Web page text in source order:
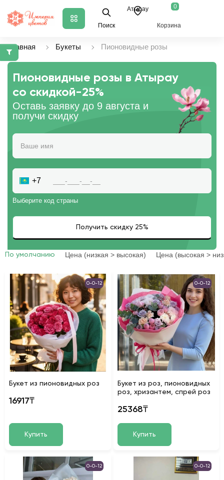
Поиск
Атырау 0
Корзина
Главная Букеты Пионовидные розы
Пионовидные розы в Атырау
со скидкой-25%
Оставь заявку до 9 августа и
получи скидку
+7
Выберите код страны
По умолчанию Цена (низкая > высокая) Цена (высокая >
0-0-12
Букет из пионовидных роз
16917₸
Купить
0-0-12
Букет из роз, пионовидных
роз, хризантем, спрей роз
25368₸
Купить
0-0-12 0-0-12